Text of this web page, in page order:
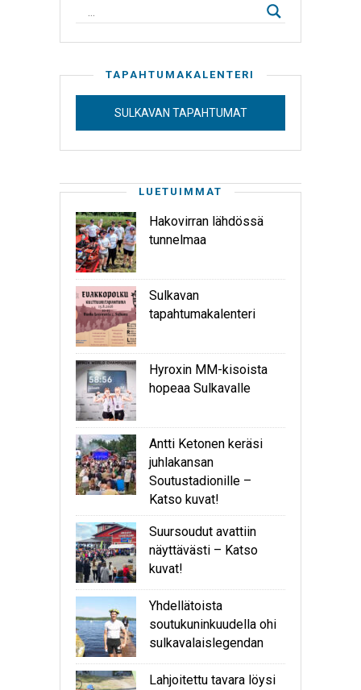
TAPAHTUMAKALENTERI
SULKAVAN TAPAHTUMAT
LUETUIMMAT
Hakovirran lähdössä
tunnelmaa
Sulkavan
tapahtumakalenteri
Hyroxin MM-kisoista
hopeaa Sulkavalle
Antti Ketonen keräsi
juhlakansan
Soutustadionille –
Katso kuvat!
Suursoudut avattiin
näyttävästi – Katso
kuvat!
Yhdellätoista
soutukuninkuudella ohi
sulkavalaislegendan
Lahjoitettu tavara löysi